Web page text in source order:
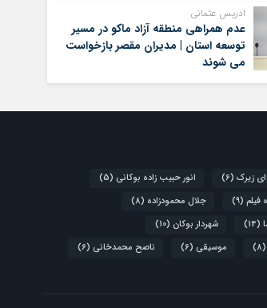
برنامه‌های هسته‌ای خود گام‌های
بیشتری بردارد
ادریس عثمانی
عدم همراهی منطقه آزاد ماکو در مسیر
توسعه استان | مدیران مقصر بازخواست
می شوند
زیرک (6) انور حبیب زاده بوکانی (5)
فیلم (9) جلال محمودزاده (8)
(14) شهردار بوکان (10)
(8) موسیقی (6) ناصح محمدخانی (6)